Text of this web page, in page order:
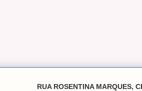
RUA ROSENTINA MARQUES,